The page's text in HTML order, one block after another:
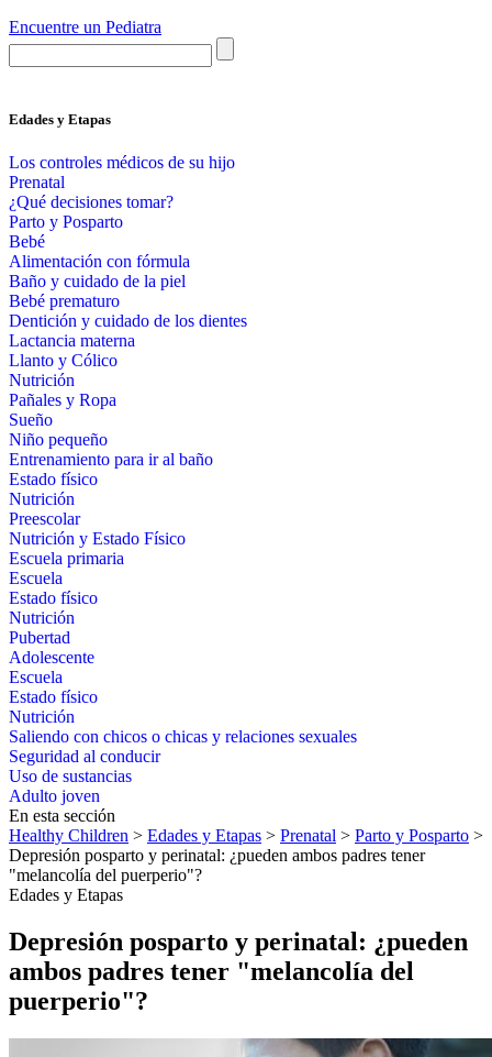
Encuentre un Pediatra
Edades y Etapas
Los controles médicos de su hijo
Prenatal
¿Qué decisiones tomar?
Parto y Posparto
Bebé
Alimentación con fórmula
Baño y cuidado de la piel
Bebé prematuro
Dentición y cuidado de los dientes
Lactancia materna
Llanto y Cólico
Nutrición
Pañales y Ropa
Sueño
Niño pequeño
Entrenamiento para ir al baño
Estado físico
Nutrición
Preescolar
Nutrición y Estado Físico
Escuela primaria
Escuela
Estado físico
Nutrición
Pubertad
Adolescente
Escuela
Estado físico
Nutrición
Saliendo con chicos o chicas y relaciones sexuales
Seguridad al conducir
Uso de sustancias
Adulto joven
En esta sección
Healthy Children > Edades y Etapas > Prenatal > Parto y Posparto >
Depresión posparto y perinatal: ¿pueden ambos padres tener
"melancolía del puerperio"?
Edades y Etapas
Depresión posparto y perinatal: ¿pueden
ambos padres tener "melancolía del
puerperio"?